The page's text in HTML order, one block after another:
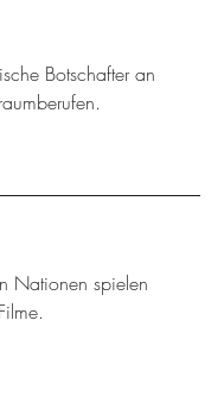
Botschafter an
Nationen spielen